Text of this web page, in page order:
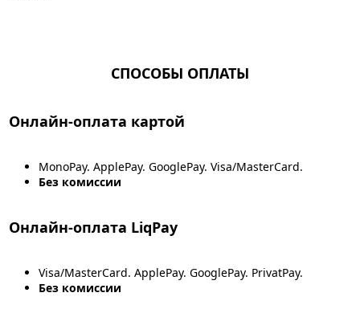
СПОСОБЫ ОПЛАТЫ
Онлайн-оплата картой
MonoPay. ApplePay. GooglePay. Visa/MasterCard.
Без комиссии
Онлайн-оплата LiqPay
Visa/MasterCard. ApplePay. GooglePay. PrivatPay.
Без комиссии